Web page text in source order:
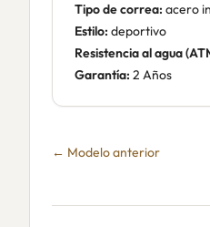
Tipo de correa: acero
Estilo: deportivo
Resistencia al agua
Garantía: 2 Años
← Modelo anterior